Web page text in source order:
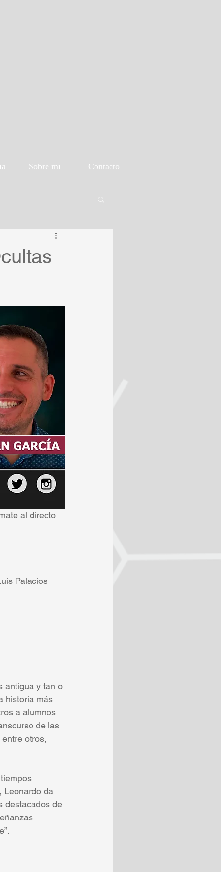
Sobre mi Contacto
al directo
Palacios
antigua y tan o
historia más
a alumnos
de las
otros,
Leonardo da
destacados de